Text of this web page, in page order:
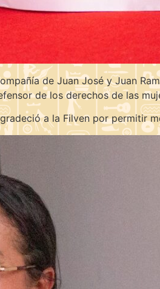
de Juan José y Juan
de los derechos de las
a la Filven por permitir